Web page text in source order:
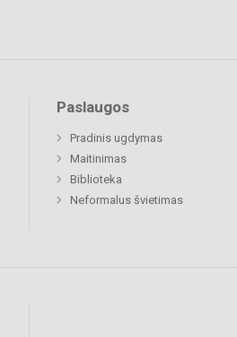
Paslaugos
Pradinis ugdymas
Maitinimas
Biblioteka
Neformalus švietimas